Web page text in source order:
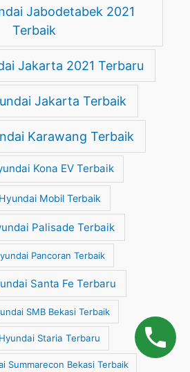
Jabodetabek 2021
Terbaik
Jakarta 2021 Terbaru
Jakarta Terbaik
Karawang Terbaik
Kona EV Terbaik
Mobil Terbaik
Palisade Terbaik
Pancoran Terbaik
Santa Fe Terbaru
SMB Bekasi Terbaik
Staria Terbaru
Summarecon Bekasi Terbaik